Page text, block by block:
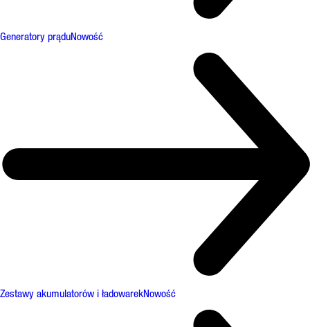
Generatory prąduNowość
Zestawy akumulatorów i ładowarekNowość